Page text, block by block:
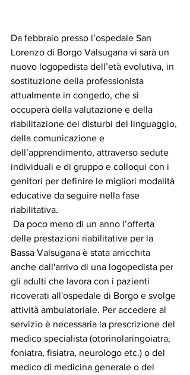
Da febbraio presso l’ospedale San
Lorenzo di Borgo Valsugana vi sarà un
nuovo logopedista dell’età evolutiva, in
sostituzione della professionista
attualmente in congedo, che si
occuperà della valutazione e della
riabilitazione dei disturbi del linguaggio,
della comunicazione e
dell’apprendimento, attraverso sedute
individuali e di gruppo e colloqui con i
genitori per definire le migliori modalità
educative da seguire nella fase
riabilitativa.
delle prestazioni riabilitative per la
Bassa Valsugana è stata arricchita
anche dall'arrivo di una logopedista per
gli adulti che lavora con i pazienti
ricoverati all'ospedale di Borgo e svolge
attività ambulatoriale. Per accedere al
servizio è necessaria la prescrizione del
medico specialista (otorinolaringoiatra,
foniatra, fisiatra, neurologo etc.) o del
medico di medicina generale o del